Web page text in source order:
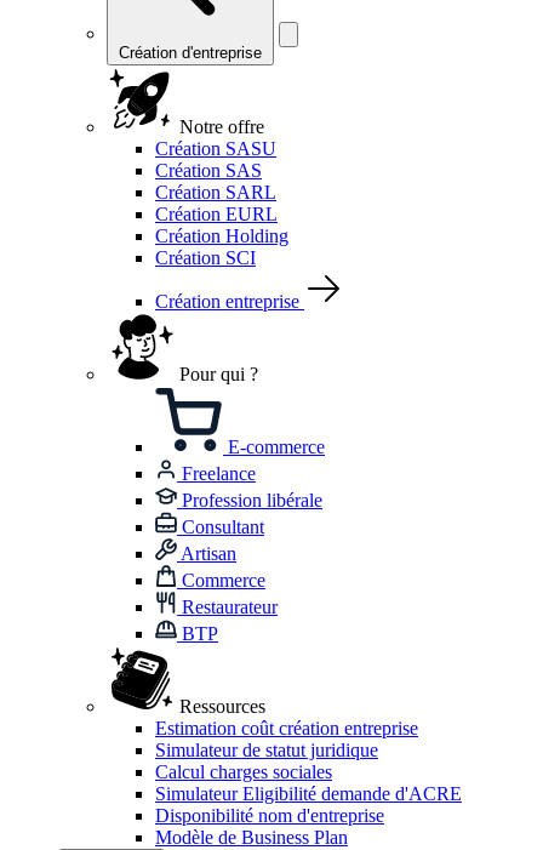
Création d'entreprise
Notre offre
Création SASU
Création SAS
Création SARL
Création EURL
Création Holding
Création SCI
Création entreprise
Pour qui ?
E-commerce
Freelance
Profession libérale
Consultant
Artisan
Commerce
Restaurateur
BTP
Ressources
Estimation coût création entreprise
Simulateur de statut juridique
Calcul charges sociales
Simulateur Eligibilité demande d'ACRE
Disponibilité nom d'entreprise
Modèle de Business Plan